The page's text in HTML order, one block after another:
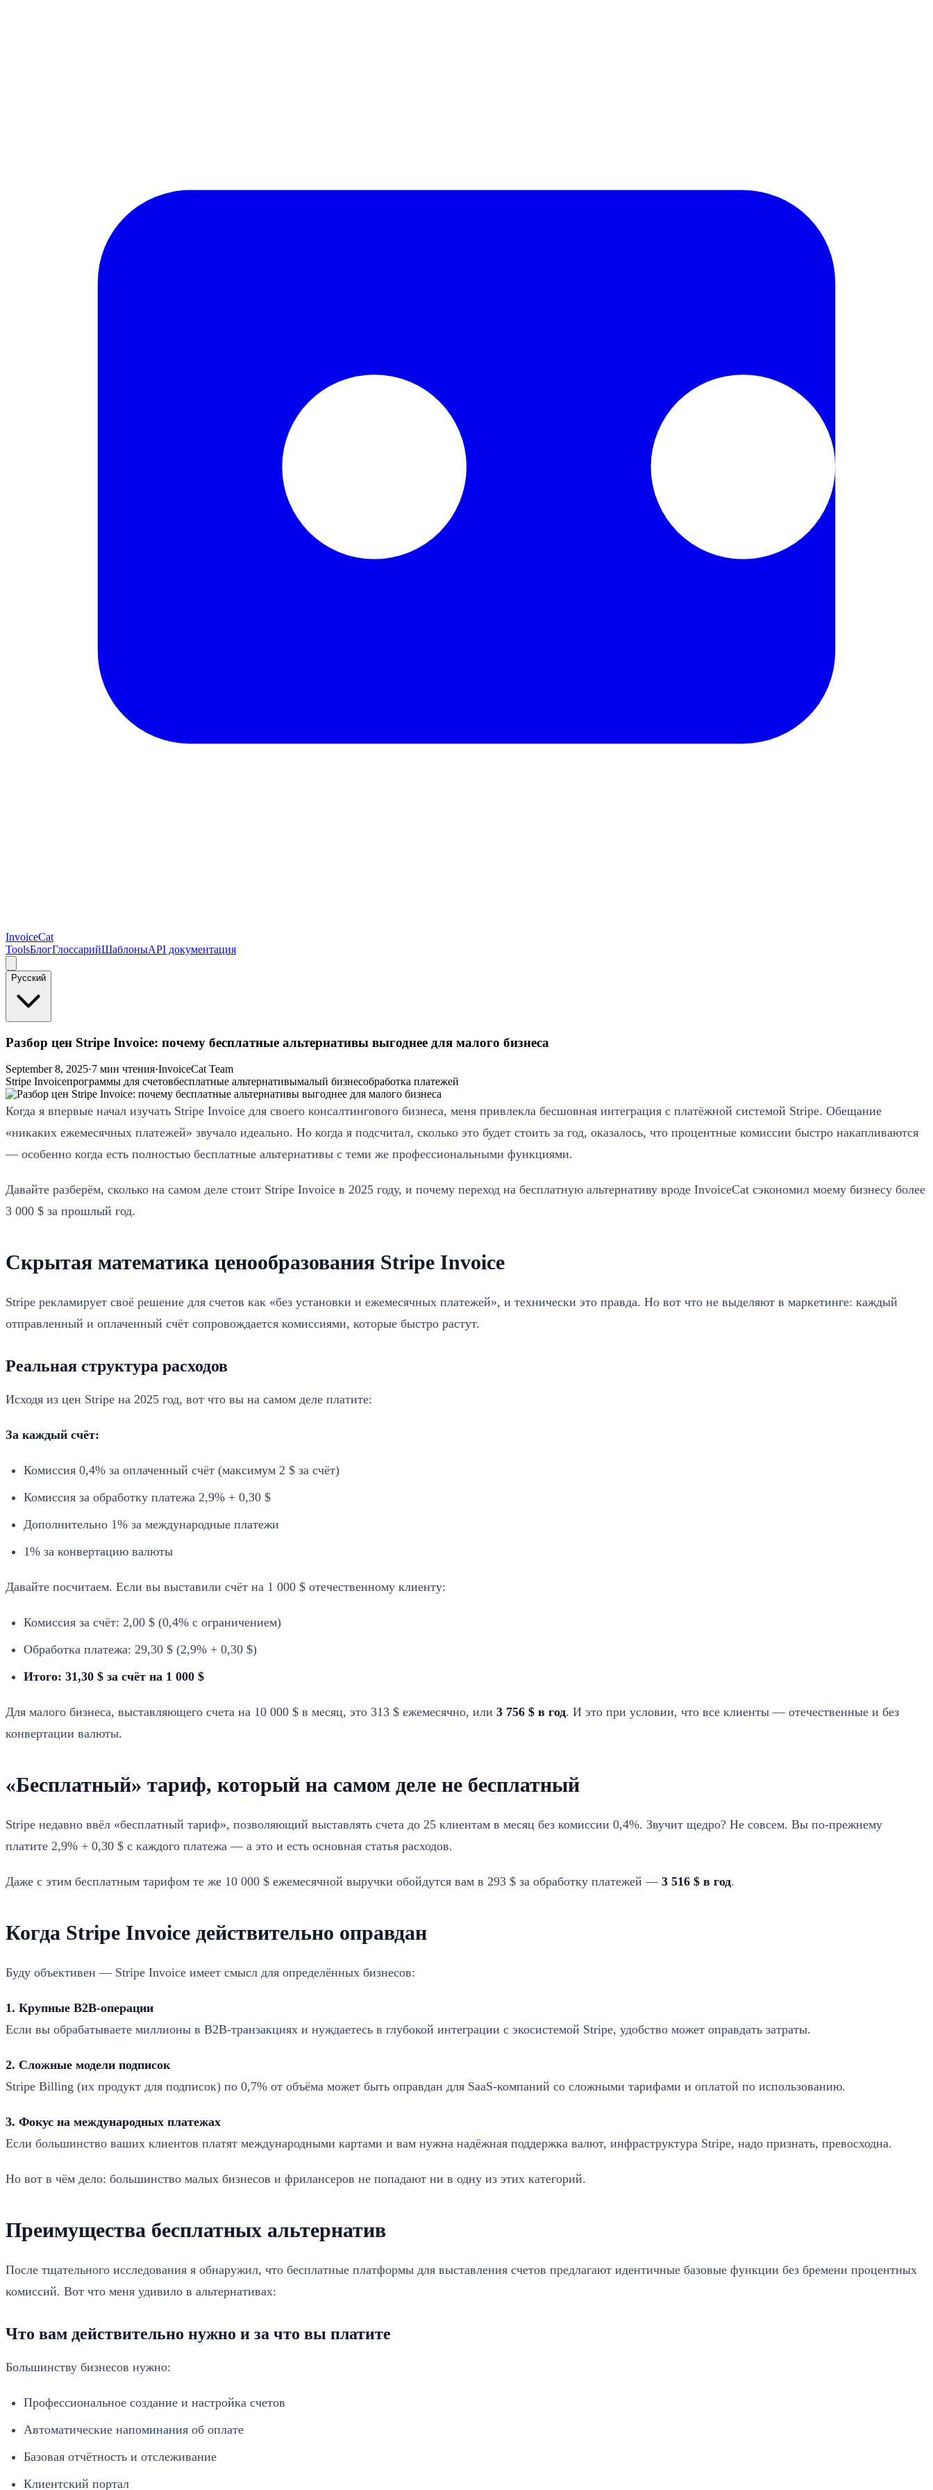
InvoiceCat
ToolsБлогГлоссарийШаблоныAPI документация
Русский
Разбор цен Stripe Invoice: почему бесплатные альтернативы выгоднее для малого бизнеса
September 8, 2025·7 мин чтения·InvoiceCat Team
Stripe Invoiceпрограммы для счетовбесплатные альтернативымалый бизнесобработка платежей
Когда я впервые начал изучать Stripe Invoice для своего консалтингового бизнеса, меня привлекла бесшовная интеграция с платёжной системой Stripe. Обещание
«никаких ежемесячных платежей» звучало идеально. Но когда я подсчитал, сколько это будет стоить за год, оказалось, что процентные комиссии быстро накапливаются
— особенно когда есть полностью бесплатные альтернативы с теми же профессиональными функциями.
Давайте разберём, сколько на самом деле стоит Stripe Invoice в 2025 году, и почему переход на бесплатную альтернативу вроде InvoiceCat сэкономил моему бизнесу более
3 000 $ за прошлый год.
Скрытая математика ценообразования Stripe Invoice
Stripe рекламирует своё решение для счетов как «без установки и ежемесячных платежей», и технически это правда. Но вот что не выделяют в маркетинге: каждый
отправленный и оплаченный счёт сопровождается комиссиями, которые быстро растут.
Реальная структура расходов
Исходя из цен Stripe на 2025 год, вот что вы на самом деле платите:
За каждый счёт:
Комиссия 0,4% за оплаченный счёт (максимум 2 $ за счёт)
Комиссия за обработку платежа 2,9% + 0,30 $
Дополнительно 1% за международные платежи
1% за конвертацию валюты
Давайте посчитаем. Если вы выставили счёт на 1 000 $ отечественному клиенту:
Комиссия за счёт: 2,00 $ (0,4% с ограничением)
Обработка платежа: 29,30 $ (2,9% + 0,30 $)
Итого: 31,30 $ за счёт на 1 000 $
Для малого бизнеса, выставляющего счета на 10 000 $ в месяц, это 313 $ ежемесячно, или 3 756 $ в год. И это при условии, что все клиенты — отечественные и без
конвертации валюты.
«Бесплатный» тариф, который на самом деле не бесплатный
Stripe недавно ввёл «бесплатный тариф», позволяющий выставлять счета до 25 клиентам в месяц без комиссии 0,4%. Звучит щедро? Не совсем. Вы по-прежнему
платите 2,9% + 0,30 $ с каждого платежа — а это и есть основная статья расходов.
Даже с этим бесплатным тарифом те же 10 000 $ ежемесячной выручки обойдутся вам в 293 $ за обработку платежей — 3 516 $ в год.
Когда Stripe Invoice действительно оправдан
Буду объективен — Stripe Invoice имеет смысл для определённых бизнесов:
1. Крупные B2B-операции
Если вы обрабатываете миллионы в B2B-транзакциях и нуждаетесь в глубокой интеграции с экосистемой Stripe, удобство может оправдать затраты.
2. Сложные модели подписок
Stripe Billing (их продукт для подписок) по 0,7% от объёма может быть оправдан для SaaS-компаний со сложными тарифами и оплатой по использованию.
3. Фокус на международных платежах
Если большинство ваших клиентов платят международными картами и вам нужна надёжная поддержка валют, инфраструктура Stripe, надо признать, превосходна.
Но вот в чём дело: большинство малых бизнесов и фрилансеров не попадают ни в одну из этих категорий.
Преимущества бесплатных альтернатив
После тщательного исследования я обнаружил, что бесплатные платформы для выставления счетов предлагают идентичные базовые функции без бремени процентных
комиссий. Вот что меня удивило в альтернативах:
Что вам действительно нужно и за что вы платите
Большинству бизнесов нужно:
Профессиональное создание и настройка счетов
Автоматические напоминания об оплате
Базовая отчётность и отслеживание
Клиентский портал